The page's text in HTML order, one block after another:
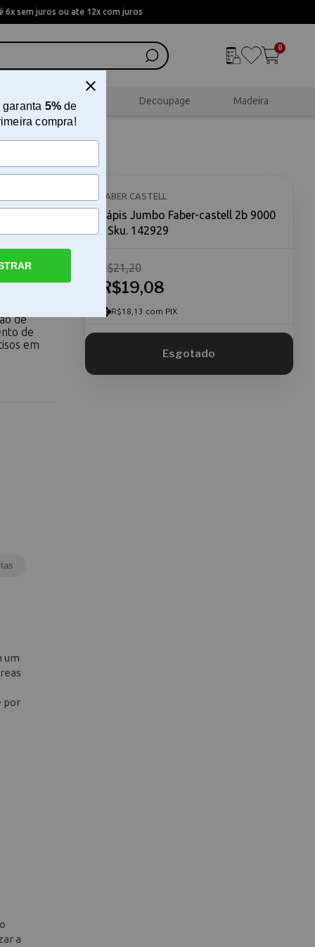
6x sem juros ou ate 12x com juros
0
Scrapbook Decoupage Madeira
e
2b 9000 é
de
de
em
FABER CASTELL
Lápis Jumbo Faber-castell 2b 9000
- Sku. 142929
R$19,08
R$21,20
R$18,13 com PIX
um
por
a
garanta 5%de
compra!